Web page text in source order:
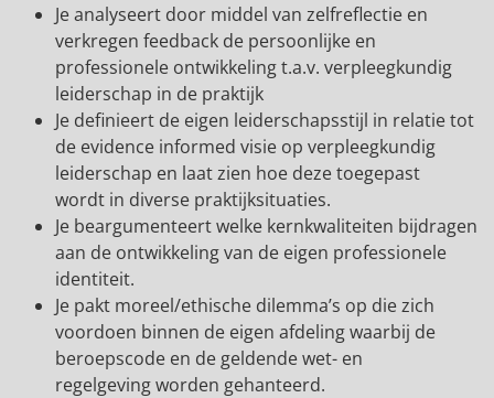
Je analyseert door middel van zelfreflectie en
verkregen feedback de persoonlijke en
professionele ontwikkeling t.a.v. verpleegkundig
leiderschap in de praktijk
Je definieert de eigen leiderschapsstijl in relatie tot
de evidence informed visie op verpleegkundig
leiderschap en laat zien hoe deze toegepast
wordt in diverse praktijksituaties.
Je beargumenteert welke kernkwaliteiten bijdragen
aan de ontwikkeling van de eigen professionele
identiteit.
Je pakt moreel/ethische dilemma’s op die zich
voordoen binnen de eigen afdeling waarbij de
beroepscode en de geldende wet- en
regelgeving worden gehanteerd.